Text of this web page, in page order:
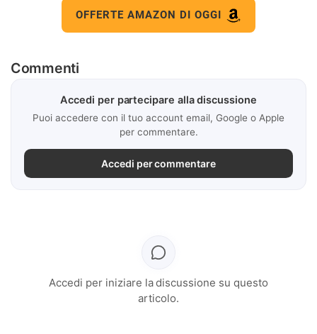
OFFERTE AMAZON DI OGGI
Commenti
Accedi per partecipare alla discussione
Puoi accedere con il tuo account email, Google o Apple
per commentare.
Accedi per commentare
Accedi per iniziare la discussione su questo
articolo.